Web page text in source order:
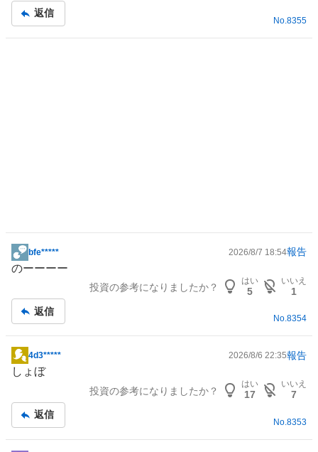
売
り
返信
No. 8355
掲
示
事
bfe***** 2026/8/7 18:54報告
のーーーー
投資の参考になりましたか？
はい
5
いいえ
1
返信
No.8354
掲
示
事
4d3***** 2026/8/6 22:35報告
しょぼ
投資の参考になりましたか？
はい
17
いいえ
7
返信
No. 8353